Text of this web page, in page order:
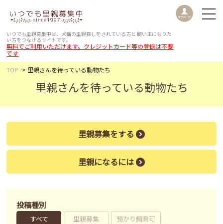
いつでも里親募集中は、犬猫の里親探しをされている方と 飼い主になりた
い方をつなげるサイトです。
無料でご利用いただけます。クレジットカード等の登録は不要
です
TOP
里親さんを待っている動物たち
里親さんを待っている動物たち
里親募集をする
里親になるには
投稿種別
すべて 里親募集 預かり飼育可